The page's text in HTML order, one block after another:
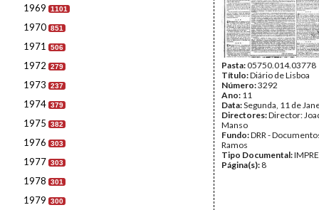
1969 1101
1970 851
1971 506
1972 279
1973 237
1974 379
1975 382
1976 303
1977 303
1978 301
1979 300
Pasta:05750.014.03778
Título:Diário de Lisboa
Número:3292
Ano: 11
Data:Segunda, 11 de
Directores:Director:
Manso
Fundo:DRR -
Ramos
Tipo Documental:
Página(s): 8